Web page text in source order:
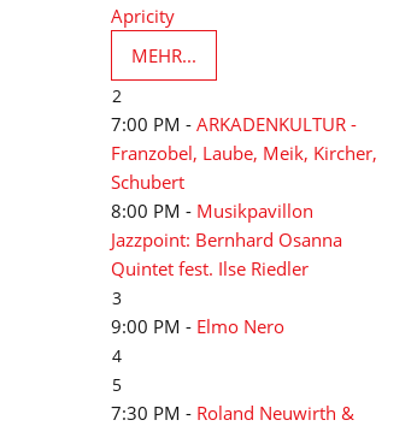
Apricity
MEHR...
2
7:00 PM - ARKADENKULTUR -
Franzobel, Laube, Meik, Kircher,
Schubert
8:00 PM - Musikpavillon
Jazzpoint: Bernhard Osanna
Quintet fest. Ilse Riedler
3
9:00 PM - Elmo Nero
4
5
7:30 PM - Roland Neuwirth &